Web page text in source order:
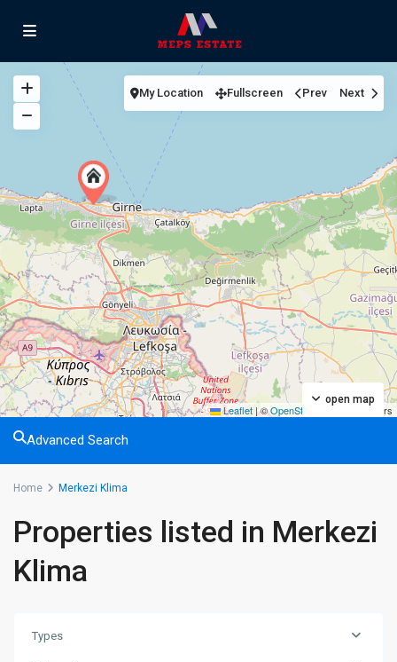
Leaflet |©OpenStreetMap contributors
open map
My Location Fullscreen Prev Next
Advanced Search
Home Merkezi Klima
Properties listed in Merkezi
Klima
Types